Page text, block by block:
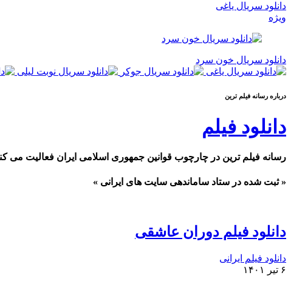
دانلود سریال یاغی
ویژه
دانلود سریال خون سرد
درباره رسانه فيلم ترين
دانلود فیلم
رسانه فیلم ترین در چارچوب قوانین جمهوری اسلامی ایران فعالیت می
« ثبت شده در ستاد ساماندهی سایت های ایرانی »
دانلود فیلم دوران عاشقی
دانلود فیلم ایرانی
۶ تیر ۱۴۰۱